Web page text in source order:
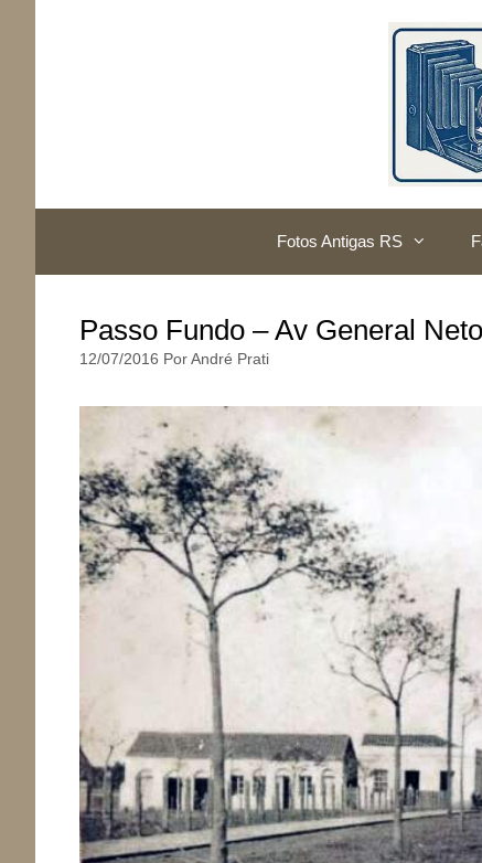
Fotos Antigas RS
Passo Fundo – Av General
12/07/2016 Por André Prati